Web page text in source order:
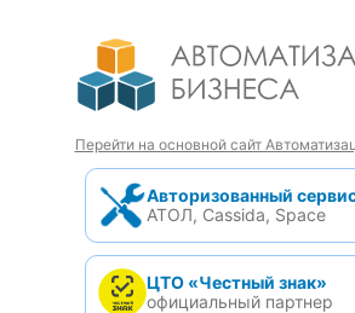
Перейти на основной сайт
Авторизованный
АТОЛ, Cassida, Space
ЦТО «Честный знак»
официальный партнер